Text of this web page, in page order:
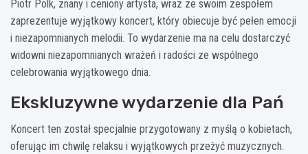
Piotr Polk, znany i ceniony artysta, wraz ze swoim zespołem
zaprezentuje wyjątkowy koncert, który obiecuje być pełen emocji
i niezapomnianych melodii. To wydarzenie ma na celu dostarczyć
widowni niezapomnianych wrażeń i radości ze wspólnego
celebrowania wyjątkowego dnia.
Ekskluzywne wydarzenie dla Pań
Koncert ten został specjalnie przygotowany z myślą o kobietach,
oferując im chwilę relaksu i wyjątkowych przeżyć muzycznych.